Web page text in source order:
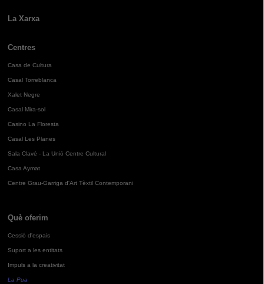
La Xarxa
Centres
Casa de Cultura
Casal Torreblanca
Xalet Negre
Casal Mira-sol
Casino La Floresta
Casal Les Planes
Sala Clavé - La Unió Centre Cultural
Casa Aymat
Centre Grau-Garriga d'Art Tèxtil Contemporani
Què oferim
Cessió d'espais
Suport a les entitats
Impuls a la creativitat
La Pua